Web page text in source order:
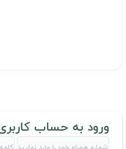
ورود به حساب